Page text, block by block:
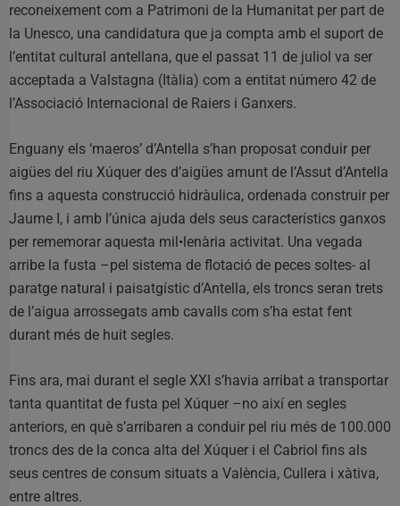
reconeixement com a Patrimoni de la Humanitat per part de
la Unesco, una candidatura que ja compta amb el suport de
l’entitat cultural antellana, que el passat 11 de juliol va ser
acceptada a Valstagna (Itàlia) com a entitat número 42 de
l’Associació Internacional de Raiers i Ganxers.
Enguany els ‘maeros’ d’Antella s’han proposat conduir per
aigües del riu Xúquer des d’aigües amunt de l’Assut d’Antella
fins a aquesta construcció hidràulica, ordenada construir per
Jaume I, i amb l’única ajuda dels seus característics ganxos
per rememorar aquesta mil•lenària activitat. Una vegada
arribe la fusta –pel sistema de flotació de peces soltes- al
paratge natural i paisatgístic d’Antella, els troncs seran trets
de l’aigua arrossegats amb cavalls com s’ha estat fent
durant més de huit segles.
Fins ara, mai durant el segle XXI s’havia arribat a transportar
tanta quantitat de fusta pel Xúquer –no així en segles
anteriors, en què s’arribaren a conduir pel riu més de 100.000
troncs des de la conca alta del Xúquer i el Cabriol fins als
seus centres de consum situats a València, Cullera i xàtiva,
entre altres.